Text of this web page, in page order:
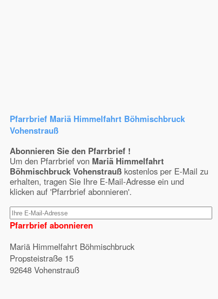
Pfarrbrief Mariä Himmelfahrt Böhmischbruck
Vohenstrauß
Abonnieren Sie den Pfarrbrief !
Um den Pfarrbrief von Mariä Himmelfahrt
Böhmischbruck Vohenstrauß kostenlos per E-Mail zu
erhalten, tragen Sie Ihre E-Mail-Adresse ein und
klicken auf 'Pfarrbrief abonnieren'.
Pfarrbrief abonnieren
Mariä Himmelfahrt Böhmischbruck
Propsteistraße 15
92648 Vohenstrauß